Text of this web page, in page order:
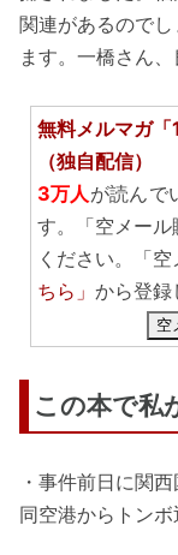
関連があるので
ます。一橋さん
無料メルマガ「
（独自配信）
3万人 が読んで
す。「空メー
ください。「
ちら」 から登録
空
この本で私
・事件前日に関
同空港からトンボ